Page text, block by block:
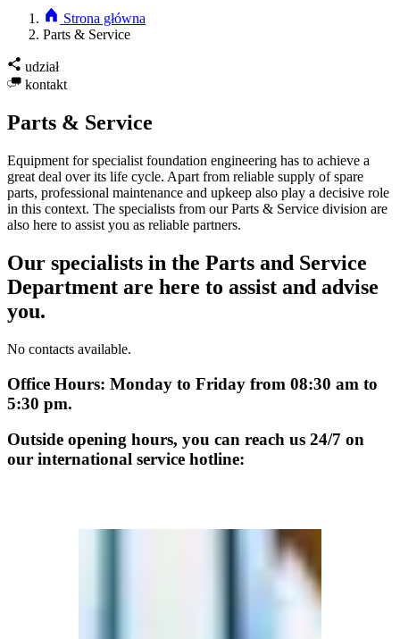
Strona główna
Parts & Service
udział
kontakt
Parts & Service
Equipment for specialist foundation engineering has to achieve a
great deal over its life cycle. Apart from reliable supply of spare
parts, professional maintenance and upkeep also play a decisive role
in this context. The specialists from our Parts & Service division are
also here to assist you as reliable partners.
Our specialists in the Parts and Service
Department are here to assist and advise
you.
No contacts available.
Office Hours: Monday to Friday from 08:30 am to
5:30 pm.
Outside opening hours, you can reach us 24/7 on
our international service hotline: